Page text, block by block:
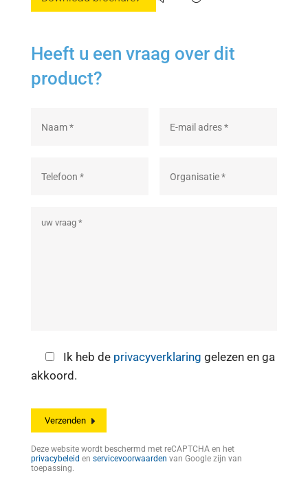
Heeft u een vraag over dit
product?
Ik heb de privacyverklaring gelezen en ga
akkoord.
Deze website wordt beschermd met reCAPTCHA en het
privacybeleid en servicevoorwaarden van Google zijn van
toepassing.